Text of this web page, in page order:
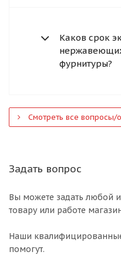
Каков срок
фурнитуры?
Смотреть все вопросы/
Задать вопрос
Вы можете задать любой
товару или работе
Наши
помогут.